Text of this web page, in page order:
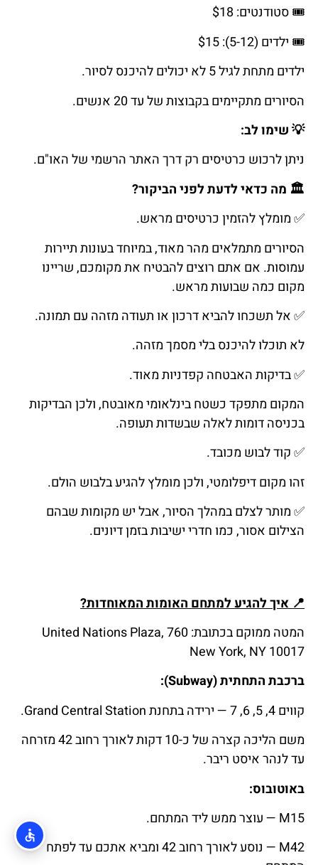
🎟️סטודנטים: $18
🎟️ ילדים (5-12): $15
ילדים מתחת לגיל 5 לא יכולים להיכנס לסיור.
הסיורים מתקיימים בקבוצות של עד 20 אנשים.
💡שימולב:
ניתן לרכוש כרטיסים רק דרך האתר הרשמי של האו"ם.
🏛️ מה כדאילדעתלפניהביקור?
✅מומלץלהזמיןכרטיסים מראש.
הסיורים מתמלאים מהר מאוד, במיוחד בעונות תיירות
עמוסות. אם אתם רוצים להבטיח את מקומכם, שריינו
מקום כמה שבועות מראש.
✅אלתשכחולהביאדרכוןאותעודה מזהה עם תמונה.
לא תוכלו להיכנס בלי מסמך מזהה.
✅בדיקותהאבטחה קפדניותמאוד.
המקום מתפקד כשטח בינלאומי מאובטח, ולכן הבדיקות
בכניסה דומות לאלה שבשדות תעופה.
✅קודלבוש מכובד.
זהו מקום דיפלומטי, ולכן מומלץ להגיע בלבוש הולם.
✅מותר לצלם במהלך הסיור, אבל יש מקומות שבהם
הצילום אסור, כמו חדרי ישיבות בזמן דיונים.
📍איךלהגיעלמתחםהאומותהמאוחדות?
המטה ממוקם בכתובת: 760 United Nations Plaza,
New York, NY 10017
ברכבת התחתית (Subway):
קווים 4, 5, 6, 7 — ירידה בתחנת Grand Central Station.
משם הליכה קצרה של כ-10 דקות לאורך רחוב 42 מזרחה
עד לנהר איסט ריבר.
באוטובוס:
M15 — עוצר ממש ליד המתחם.
M42 — נוסע לאורך רחוב 42 ומביא אתכם עד לפתח